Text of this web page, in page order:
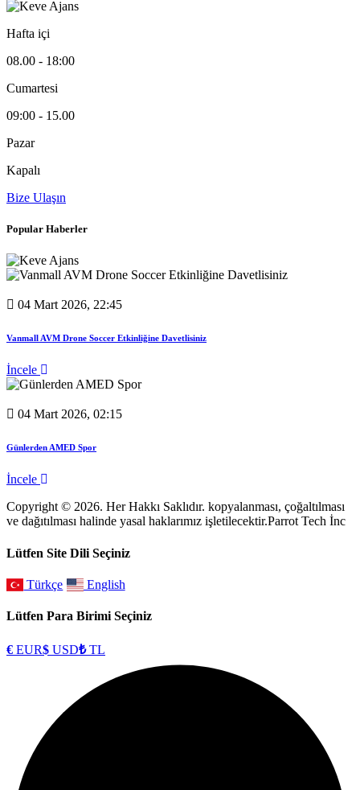
Hafta içi
08.00 - 18:00
Cumartesi
09:00 - 15.00
Pazar
Kapalı
Bize Ulaşın
Popular Haberler
04 Mart 2026, 22:45
Vanmall AVM Drone Soccer Etkinliğine Davetlisiniz
İncele
04 Mart 2026, 02:15
Günlerden AMED Spor
İncele
Copyright © 2026. Her Hakkı Saklıdır. kopyalanması, çoğaltılması
ve dağıtılması halinde yasal haklarımız işletilecektir.Parrot Tech İnc
Lütfen Site Dili Seçiniz
Türkçe English
Lütfen Para Birimi Seçiniz
€ EUR$ USD₺TL